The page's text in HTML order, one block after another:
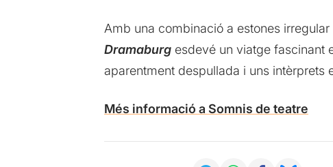
Amb una combinació a estones
Dramaburgesdevé un viatge fascinant
aparentment despullada i uns intèrprets
Més informació a Somnis de teatre